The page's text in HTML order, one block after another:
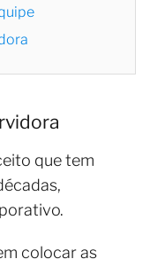
que tem
colocar as